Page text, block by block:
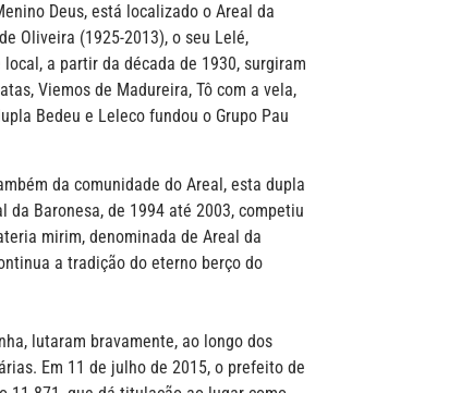
Deus, está localizado o Areal da
Oliveira (1925-2013), o seu Lelé,
a partir da década de 1930, surgiram
Viemos de Madureira, Tô com a vela,
Bedeu e Leleco fundou o Grupo Pau
da comunidade do Areal, esta dupla
da Baronesa, de 1994 até 2003, competiu
mirim, denominada de Areal da
a tradição do eterno berço do
lutaram bravamente, ao longo dos
Em 11 de julho de 2015, o prefeito de